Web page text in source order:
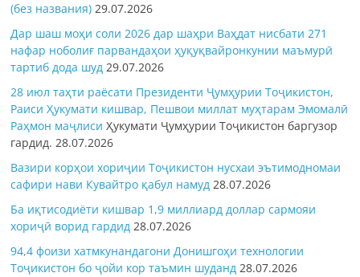
(без названия) 29.07.2026
Дар шаш моҳи соли 2026 дар шаҳри Ваҳдат нисбати 271
нафар ноболиғ парвандаҳои ҳуқуқвайронкунии маъмурӣ
тартиб дода шуд 29.07.2026
28 июл таҳти раёсати Президенти Ҷумҳурии Тоҷикистон,
Раиси Ҳукумати кишвар, Пешвои миллат муҳтарам Эмомалӣ
Раҳмон маҷлисиҲукумати Ҷумҳурии Тоҷикистон баргузор
гардид.28.07.2026
Вазири корҳои хориҷии Тоҷикистон нусхаи эътимодномаи
сафири нави Кувайтро қабул намуд 28.07.2026
Ба иқтисодиёти кишвар 1,9 миллиард доллар сармояи
хориҷӣ ворид гардид 28.07.2026
94,4 фоизи хатмкунандагони Донишгоҳи технологии
Тоҷикистон бо ҷойи кор таъмин шуданд 28.07.2026